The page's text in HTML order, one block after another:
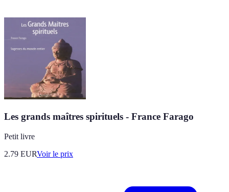
Les grands maîtres spirituels - France Farago
Petit livre
2.79 EURVoir le prix